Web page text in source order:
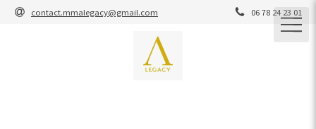
contact.mmalegacy@gmail.com 06 78 24 23 01